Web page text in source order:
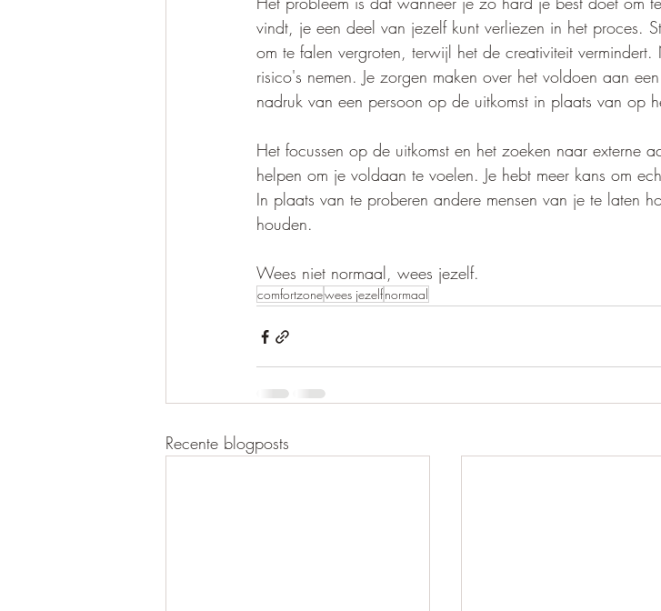
vindt, je een deel van jezelf kunt verliezen in het proces.
om te falen vergroten, terwijl het de creativiteit
risico's nemen. Je zorgen maken over het voldoen aan
nadruk van een persoon op de uitkomst in plaats van op
Het focussen op de uitkomst en het zoeken naar externe
helpen om je voldaan te voelen. Je hebt meer kans om
In plaats van te proberen andere mensen van je te laten
houden.
Wees niet normaal, wees jezelf.
comfortzonewees jezelfnormaal
Recente blogposts